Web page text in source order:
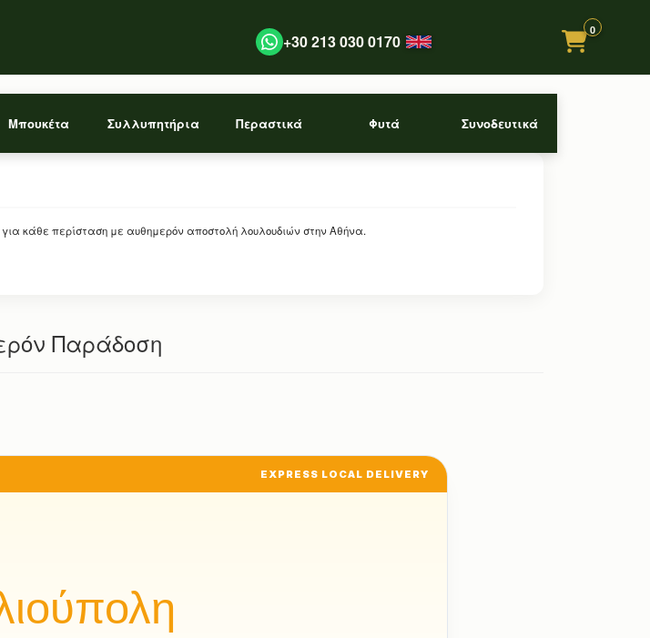
+30 213 030 0170
0
Μπουκέτα Συλλυπητήρια Περαστικά Φυτά Συνοδευτικά
για κάθε περίσταση με αυθημερόν αποστολή λουλουδιών στην Αθήνα.
Παράδοση
EXPRESS LOCAL DELIVERY